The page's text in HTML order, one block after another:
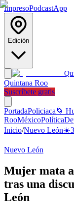
ImpresoPodcastApp
Edición
Quintana Roo
Suscríbete gratis
PortadaPoliciaca 🌀
RooMéxicoPolítica
Inicio/Nuevo León☀️
Nuevo León
Mujer mata
tras una
León